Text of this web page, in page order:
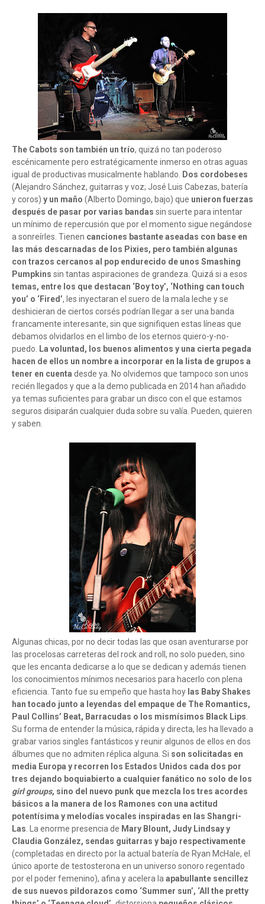
The Cabots son también un trío, quizá no tan poderoso
escénicamente pero estratégicamente inmerso en otras aguas
igual de productivas musicalmente hablando. Dos cordobeses
(Alejandro Sánchez, guitarras y voz; José Luis Cabezas, batería
y coros) y un maño (Alberto Domingo, bajo) que unieron fuerzas
después de pasar por varias bandas sin suerte para intentar
un mínimo de repercusión que por el momento sigue negándose
a sonreírles. Tienen canciones bastante aseadas con base en
las más descarnadas de los Pixies, pero también algunas
con trazos cercanos al pop endurecido de unos Smashing
Pumpkins sin tantas aspiraciones de grandeza. Quizá si a esos
temas, entre los que destacan ‘Boy toy’, ‘Nothing can touch
you’ o ‘Fired’, les inyectaran el suero de la mala leche y se
deshicieran de ciertos corsés podrían llegar a ser una banda
francamente interesante, sin que signifiquen estas líneas que
debamos olvidarlos en el limbo de los eternos quiero-y-no-
puedo. La voluntad, los buenos alimentos y una cierta pegada
hacen de ellos un nombre a incorporar en la lista de grupos a
tener en cuenta desde ya. No olvidemos que tampoco son unos
recién llegados y que a la demo publicada en 2014 han añadido
ya temas suficientes para grabar un disco con el que estamos
seguros disiparán cualquier duda sobre su valía. Pueden, quieren
y saben.
Algunas chicas, por no decir todas las que osan aventurarse por
las procelosas carreteras del rock and roll, no solo pueden, sino
que les encanta dedicarse a lo que se dedican y además tienen
los conocimientos mínimos necesarios para hacerlo con plena
eficiencia. Tanto fue su empeño que hasta hoy las Baby Shakes
han tocado junto a leyendas del empaque de The Romantics,
Paul Collins’ Beat, Barracudas o los mismísimos Black Lips.
Su forma de entender la música, rápida y directa, les ha llevado a
grabar varios singles fantásticos y reunir algunos de ellos en dos
álbumes que no admiten réplica alguna. Si son solicitadas en
media Europa y recorren los Estados Unidos cada dos por
tres dejando boquiabierto a cualquier fanático no solo de los
girl groups, sino del nuevo punk que mezcla los tres acordes
básicos a la manera de los Ramones con una actitud
potentísima y melodías vocales inspiradas en las Shangri-
Las. La enorme presencia de Mary Blount, Judy Lindsay y
Claudia González, sendas guitarras y bajo respectivamente
(completadas en directo por la actual batería de Ryan McHale, el
único aporte de testosterona en un universo sonoro regentado
por el poder femenino), afina y acelera laapabullante sencillez
de sus nuevos pildorazos como ‘Summer sun’, ‘All the pretty